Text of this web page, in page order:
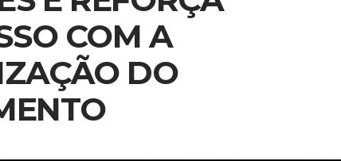
COM A
DO